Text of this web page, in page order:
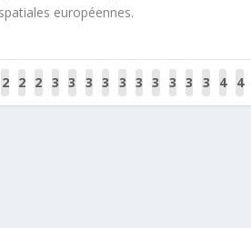
européennes.
2
7
2
8
2
9
3
0
3
1
3
2
3
3
3
4
3
5
3
6
3
7
3
8
3
9
4
0
4
1